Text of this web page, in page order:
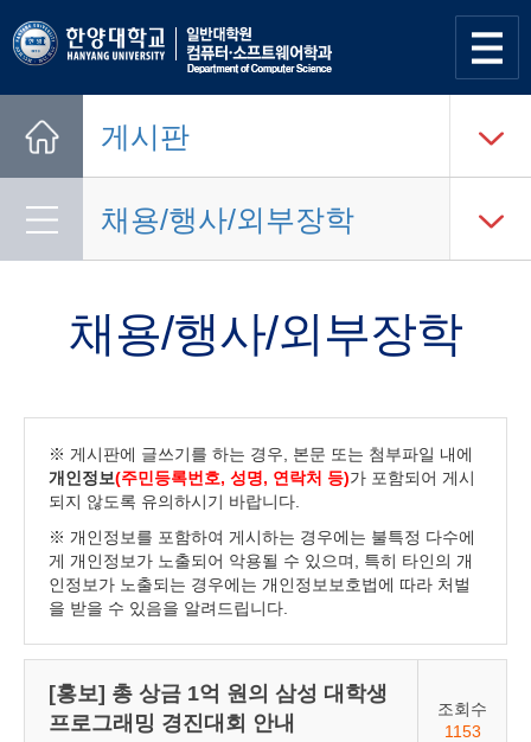
사이트
게시판
채용/행사/외부장학
채용/행사/외부장학
※ 게시판에 글쓰기를 하는 경우, 본문 또는 첨부파일 내에
개인정보(주민등록번호, 성명, 연락처 등)가 포함되어 게시
되지 않도록 유의하시기 바랍니다.
※ 개인정보를 포함하여 게시하는 경우에는 불특정 다수에
게 개인정보가 노출되어 악용될 수 있으며, 특히 타인의 개
인정보가 노출되는 경우에는 개인정보보호법에 따라 처벌
을 받을 수 있음을 알려드립니다.
[홍보] 총 상금 1억 원의 삼성 대학생
프로그래밍 경진대회 안내
조회수
1153